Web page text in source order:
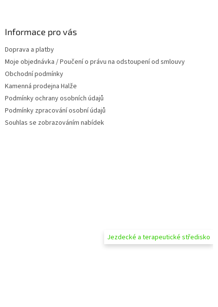
Informace pro vás
Doprava a platby
Moje objednávka / Poučení o právu na odstoupení od smlouvy
Obchodní podmínky
Kamenná prodejna Halže
Podmínky ochrany osobních údajů
Podmínky zpracování osobní údajů
Souhlas se zobrazováním nabídek
Jezdecké a terapeutické středisko